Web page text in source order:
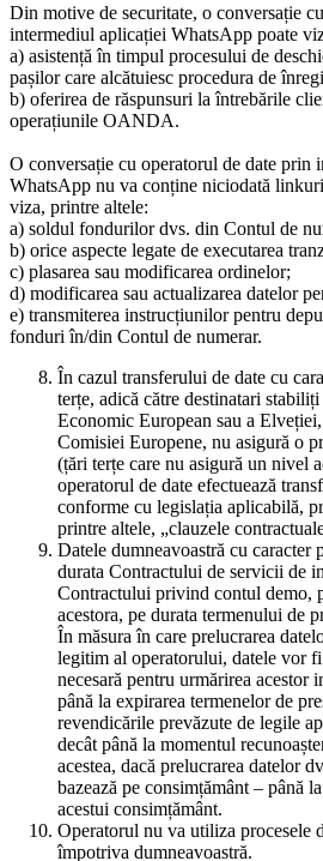
Din motive de securitate, o conversație
intermediul aplicației WhatsApp poate
a) asistență în timpul procesului de
pașilor care alcătuiesc procedura de
b) oferirea de răspunsuri la întrebările
operațiunile OANDA.
O conversație cu operatorul de date prin
WhatsApp nu va conține niciodată linkuri
viza, printre altele:
a) soldul fondurilor dvs. din Contul de
b) orice aspecte legate de executarea
c) plasarea sau modificarea ordinelor;
d) modificarea sau actualizarea datelor
e) transmiterea instrucțiunilor pentru
fonduri în/din Contul de numerar.
În cazul transferului de date cu
terțe, adică către destinatari
Economic European sau a
Comisiei Europene, nu asigură o
(țări terțe care nu asigură un nivel
operatorul de date efectuează
conforme cu legislația aplicabilă,
printre altele, „clauzele
Datele dumneavoastră cu caracter
durata Contractului de servicii de
Contractului privind contul demo,
acestora, pe durata termenului de
În măsura în care prelucrarea
legitim al operatorului, datele vor
necesară pentru urmărirea acestor
până la expirarea termenelor de
revendicările prevăzute de legile
decât până la momentul
acestea, dacă prelucrarea datelor
bazează pe consimțământ – până
acestui consimțământ.
Operatorul nu va utiliza procesele
împotriva dumneavoastră.